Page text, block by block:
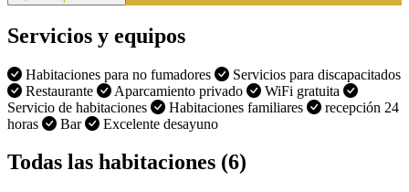
Servicios y equipos
Habitaciones para no fumadores
Servicios para discapacitados
Restaurante
Aparcamiento privado
WiFi gratuita
Servicio de habitaciones
Habitaciones familiares
recepción 24
horas
Bar Excelente desayuno
Todas las habitaciones (6)